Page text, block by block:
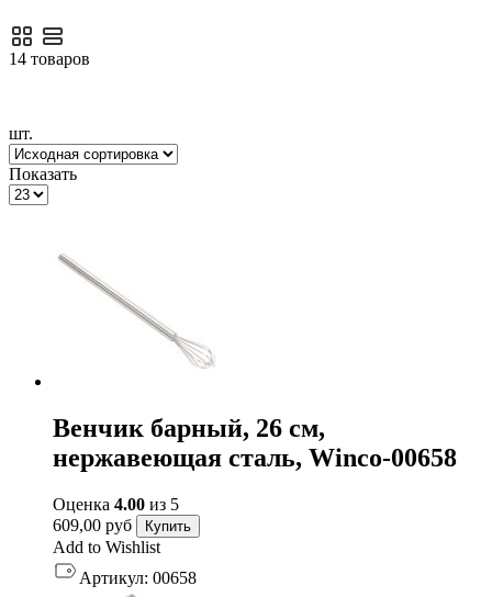
14 товаров
шт.
Показать
Венчик барный, 26 см,
нержавеющая сталь, Winco-00658
Оценка 4.00 из 5
609,00 руб Купить
Add to Wishlist
Артикул: 00658